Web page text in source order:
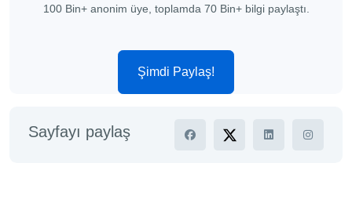
100 Bin+ anonim üye, toplamda 70 Bin+ bilgi paylaştı.
Şimdi Paylaş!
Sayfayı paylaş